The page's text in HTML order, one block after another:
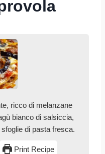
ricco di melanzane
bianco di salsiccia,
di pasta fresca.
Print Recipe